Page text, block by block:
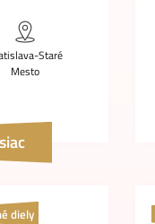
Staré
Mesto
diely